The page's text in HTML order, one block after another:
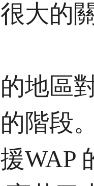
大的
地區
階段
WAP